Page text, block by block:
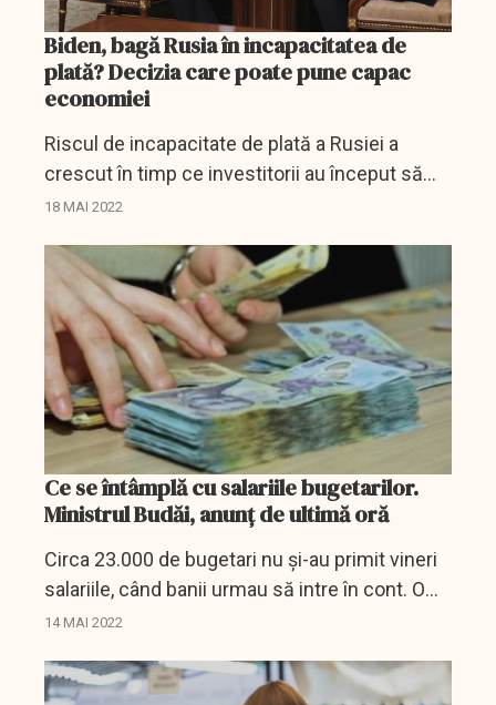
Biden, bagă Rusia în incapacitatea de
plată? Decizia care poate pune capac
economiei
Riscul de incapacitate de plată a Rusiei a
crescut în timp ce investitorii au început să
asimileze posibilitatea ca administrația Biden
partea...
18 MAI 2022
Ce se întâmplă cu salariile bugetarilor.
Ministrul Budăi, anunț de ultimă oră
Circa 23.000 de bugetari nu și-au primit vineri
salariile, când banii urmau să intre în cont. O
situație la care a reacționat atât Ministerul
14 MAI 2022